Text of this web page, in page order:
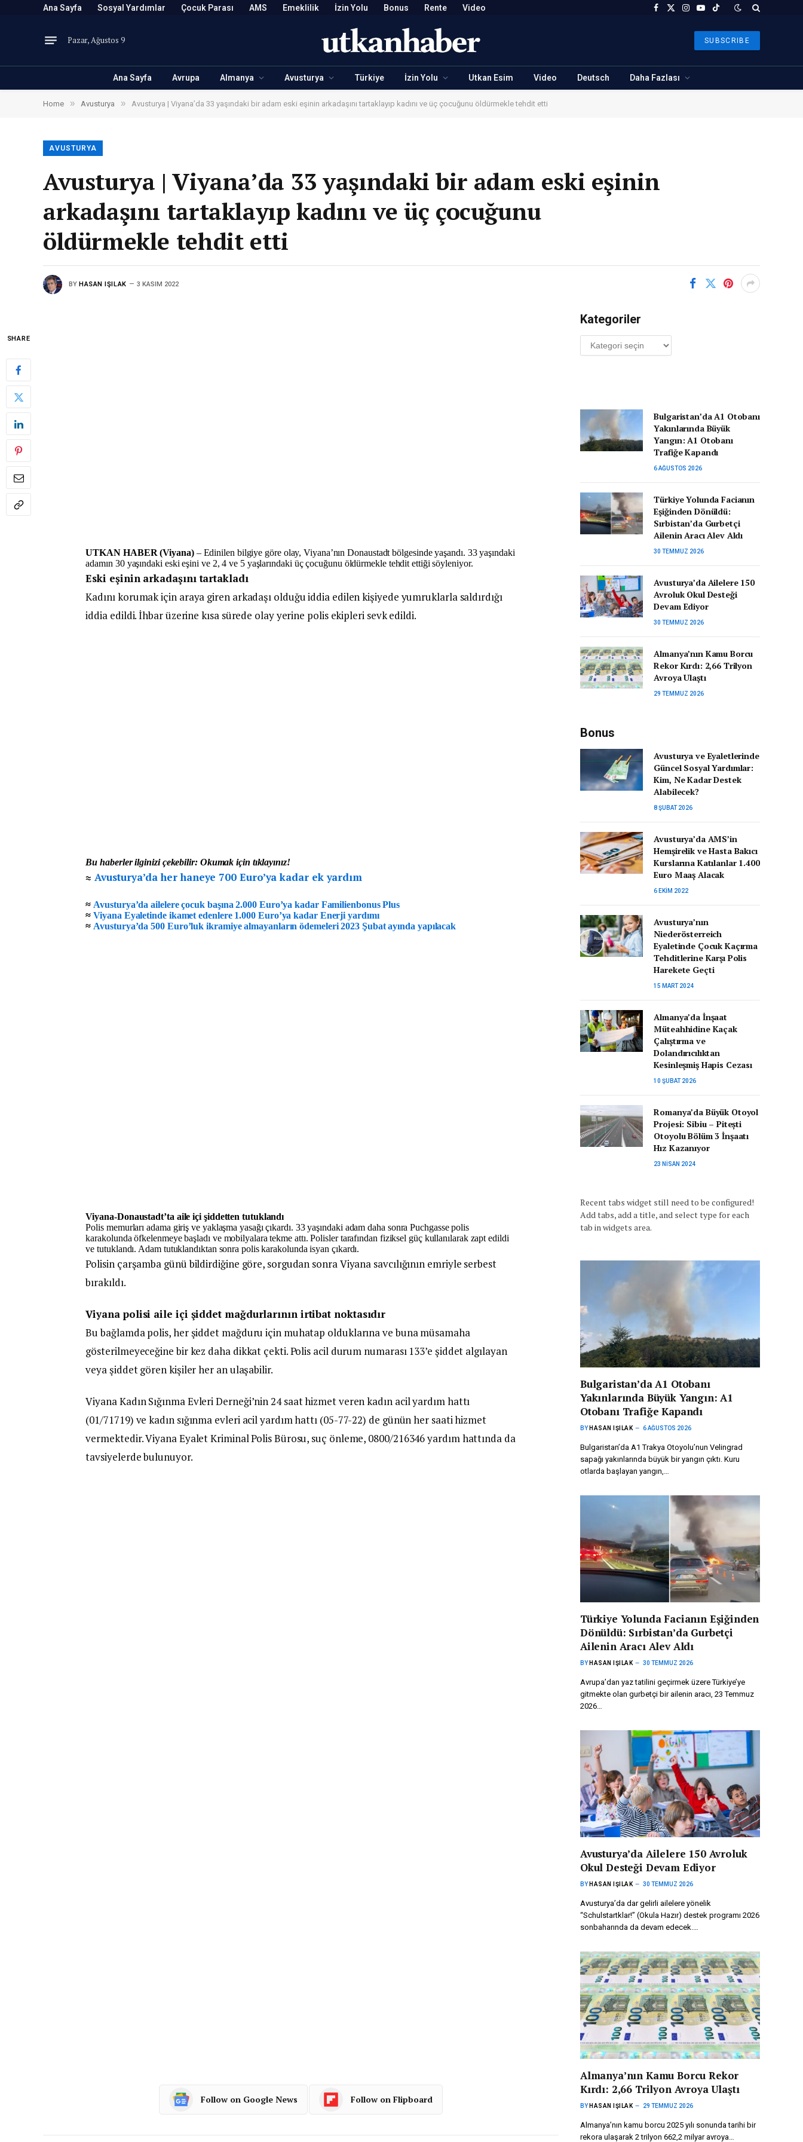
Ana Sayfa Sosyal Yardımlar Çocuk Parası AMS Emeklilik İzin Yolu Bonus Rente Video Facebook
X
Instagram
YouTubeTikTok
Pazar, Ağustos 9 SUBSCRIBE
Ana Sayfa Avrupa Almanya Avusturya Türkiye İzin Yolu Utkan Esim Video Deutsch Daha Fazlası
Home » Avusturya » Avusturya | Viyana’da 33 yaşındaki bir adam eski eşinin arkadaşını tartaklayıp kadını ve üç çocuğunu öldürmekle tehdit etti
AVUSTURYA
Avusturya | Viyana’da 33 yaşındaki bir adam eski eşinin
arkadaşını tartaklayıp kadını ve üç çocuğunu
öldürmekle tehdit etti
BY HASAN IŞILAK 3 KASIM 2022
SHARE
UTKAN HABER (Viyana)– Edinilen bilgiye göre olay, Viyana’nın Donaustadt bölgesinde yaşandı. 33 yaşındaki
adamın 30 yaşındaki eski eşini ve 2, 4 ve 5 yaşlarındaki üç çocuğunu öldürmekle tehdit ettiği söyleniyor.
Eski eşinin arkadaşını tartakladı
Kadını korumak için araya giren arkadaşı olduğu iddia edilen kişiyede yumruklarla saldırdığı
iddia edildi. İhbar üzerine kısa sürede olay yerine polis ekipleri sevk edildi.
Bu haberler ilginizi çekebilir: Okumak için tıklayınız!
≈Avusturya’da her haneye 700 Euro’ya kadar ek yardım
≈ Avusturya’da ailelere çocuk başına 2.000 Euro’ya kadar Familienbonus Plus
≈Viyana Eyaletinde ikamet edenlere 1.000 Euro’ya kadar Enerji yardımı
≈ Avusturya’da 500 Euro’luk ikramiye almayanların ödemeleri 2023 Şubat ayında yapılacak
Viyana-Donaustadt’ta aile içi şiddetten tutuklandı
Polis memurları adama giriş ve yaklaşma yasağı çıkardı. 33 yaşındaki adam daha sonra Puchgasse polis
karakolunda öfkelenmeye başladı ve mobilyalara tekme attı. Polisler tarafından fiziksel güç kullanılarak zapt edildi
ve tutuklandı. Adam tutuklandıktan sonra polis karakolunda isyan çıkardı.
Polisin çarşamba günü bildirdiğine göre, sorgudan sonra Viyana savcılığının emriyle serbest
bırakıldı.
Viyana polisi aile içi şiddet mağdurlarının irtibat noktasıdır
Bu bağlamda polis, her şiddet mağduru için muhatap olduklarına ve buna müsamaha
gösterilmeyeceğine bir kez daha dikkat çekti. Polis acil durum numarası 133’e şiddet algılayan
veya şiddet gören kişiler her an ulaşabilir.
Viyana Kadın Sığınma Evleri Derneği’nin 24 saat hizmet veren kadın acil yardım hattı
(01/71719) ve kadın sığınma evleri acil yardım hattı (05-77-22) de günün her saati hizmet
vermektedir. Viyana Eyalet Kriminal Polis Bürosu, suç önleme, 0800/216346 yardım hattında da
tavsiyelerde bulunuyor.
Follow on Google News Follow on Flipboard
Kategoriler
Kategoriler
Bulgaristan’da A1 Otobanı
Yakınlarında Büyük
Yangın: A1 Otobanı
Trafiğe Kapandı
6 AĞUSTOS 2026
Türkiye Yolunda Facianın
Eşiğinden Dönüldü:
Sırbistan’da Gurbetçi
Ailenin Aracı Alev Aldı
30 TEMMUZ 2026
Avusturya’da Ailelere 150
Avroluk Okul Desteği
Devam Ediyor
30 TEMMUZ 2026
Almanya’nın Kamu Borcu
Rekor Kırdı: 2,66 Trilyon
Avroya Ulaştı
29 TEMMUZ 2026
Bonus
Avusturya ve Eyaletlerinde
Güncel Sosyal Yardımlar:
Kim, Ne Kadar Destek
Alabilecek?
8 ŞUBAT 2026
Avusturya’da AMS’in
Hemşirelik ve Hasta Bakıcı
Kurslarına Katılanlar 1.400
Euro Maaş Alacak
6 EKIM 2022
Avusturya’nın
Niederösterreich
Eyaletinde Çocuk Kaçırma
Tehditlerine Karşı Polis
Harekete Geçti
15 MART 2024
Almanya’da İnşaat
Müteahhidine Kaçak
Çalıştırma ve
Dolandırıcılıktan
Kesinleşmiş Hapis Cezası
10 ŞUBAT 2026
Romanya’da Büyük Otoyol
Projesi: Sibiu – Pitești
Otoyolu Bölüm 3 İnşaatı
Hız Kazanıyor
23 NISAN 2024
Recent tabs widget still need to be configured!
Add tabs, add a title, and select type for each
tab in widgets area.
Bulgaristan’da A1 Otobanı
Yakınlarında Büyük Yangın: A1
Otobanı Trafiğe Kapandı
BY HASAN IŞILAK 6 AĞUSTOS 2026
Bulgaristan’da A1 Trakya Otoyolu’nun Velingrad
sapağı yakınlarında büyük bir yangın çıktı. Kuru
otlarda başlayan yangın,…
Türkiye Yolunda Facianın Eşiğinden
Dönüldü: Sırbistan’da Gurbetçi
Ailenin Aracı Alev Aldı
BY HASAN IŞILAK 30 TEMMUZ 2026
Avrupa’dan yaz tatilini geçirmek üzere Türkiye’ye
gitmekte olan gurbetçi bir ailenin aracı, 23 Temmuz
2026…
Avusturya’da Ailelere 150 Avroluk
Okul Desteği Devam Ediyor
BY HASAN IŞILAK 30 TEMMUZ 2026
Avusturya’da dar gelirli ailelere yönelik
“Schulstartklar!” (Okula Hazır) destek programı 2026
sonbaharında da devam edecek.…
Almanya’nın Kamu Borcu Rekor
Kırdı: 2,66 Trilyon Avroya Ulaştı
BY HASAN IŞILAK 29 TEMMUZ 2026
Almanya’nın kamu borcu 2025 yılı sonunda tarihi bir
rekora ulaşarak 2 trilyon 662,2 milyar avroya…